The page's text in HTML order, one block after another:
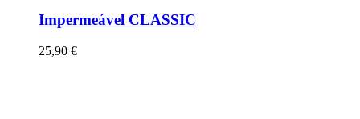
Impermeável CLASSIC
25,90 €